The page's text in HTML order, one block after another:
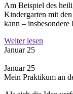
Am Beispiel des
Kindergarten mit
kann –
Weiter lesen
Januar 25
Januar 25
Mein Praktikum an